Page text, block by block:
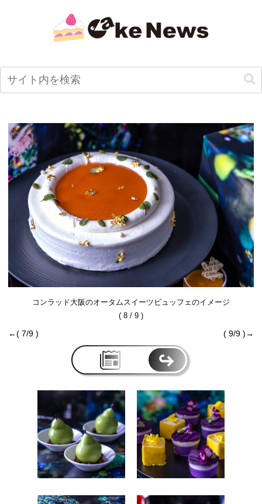
コンラッド大阪のオータムスイーツビュッフェのイメージ
( 8 / 9 )
←( 7/9 ) ( 9/9 )→